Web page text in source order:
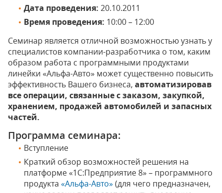
Дата проведения: 20.10.2011
Время проведения: 10:00 – 12:00
Семинар является отличной возможностью узнать у
специалистов компании-разработчика о том, каким
образом работа с программными продуктами
линейки «Альфа-Авто» может существенно повысить
эффективность Вашего бизнеса, автоматизировав
все операции, связанные с заказом, закупкой,
хранением, продажей автомобилей и запасных
частей.
Программа семинара:
Вступление
Краткий обзор возможностей решения на
платформе «1С:Предприятие 8» – программного
продукта «Альфа-Авто» (для чего предназначен,